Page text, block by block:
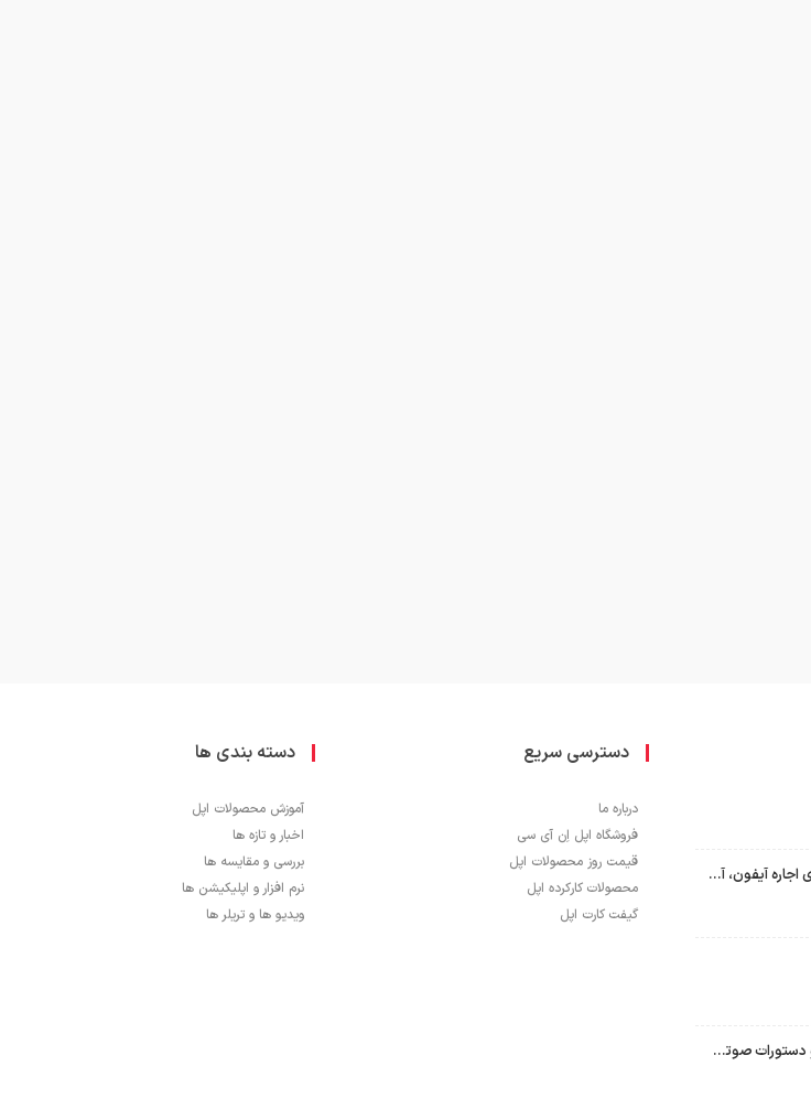
برنامه Apple Upgrade معرفی شد؛ شرایط اپل برای اجاره آیفون، آیپد، مک و اپل واچ
نسخه مک گوگل Gemini با قابلیت تحلیل صفحه و دستورات صوتی در به‌روزرسانی جدید
دسترسی سریع
درباره ما
فروشگاه اپل اِن آی سی
قیمت روز محصولات اپل
محصولات کارکرده اپل
گیفت کارت اپل
دسته بندی ها
آموزش محصولات اپل
اخبار و تازه ها
بررسی و مقایسه ها
نرم افزار و اپلیکیشن ها
ویدیو ها و تریلر ها